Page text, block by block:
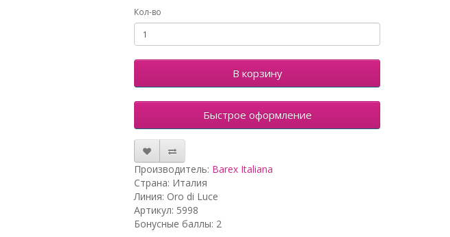
Кол-во
В корзину
Быстрое оформление
Производитель: Barex Italiana
Страна: Италия
Линия: Oro di Luce
Артикул: 5998
Бонусные баллы: 2